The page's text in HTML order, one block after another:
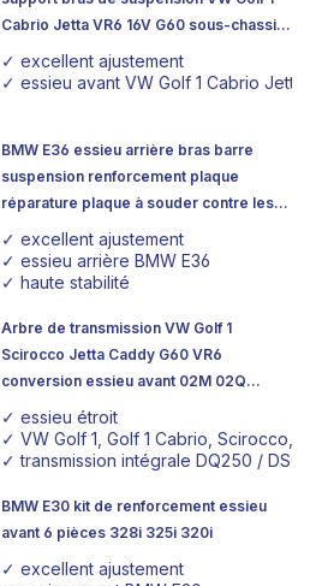
Cabrio Jetta VR6 16V G60 sous-chassis
appui barre
✓ excellent ajustement
✓ essieu avant VW Golf 1 Cabrio Jetta
BMW E36 essieu arrière bras barre
suspension renforcement plaque
réparature plaque à souder contre les
✓ excellent ajustement
✓ essieu arrière BMW E36
✓ haute stabilité
Arbre de transmission VW Golf 1
Scirocco Jetta Caddy G60 VR6
conversion essieu avant 02M 02Q
DQ250 6-rapport
✓ essieu étroit
✓ VW Golf 1, Golf 1 Cabrio, Scirocco,
✓ transmission intégrale DQ250 /
BMW E30 kit de renforcement essieu
avant 6 pièces 328i 325i 320i
✓ excellent ajustement